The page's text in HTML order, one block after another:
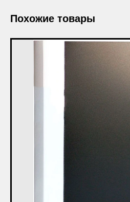
Похожие товары